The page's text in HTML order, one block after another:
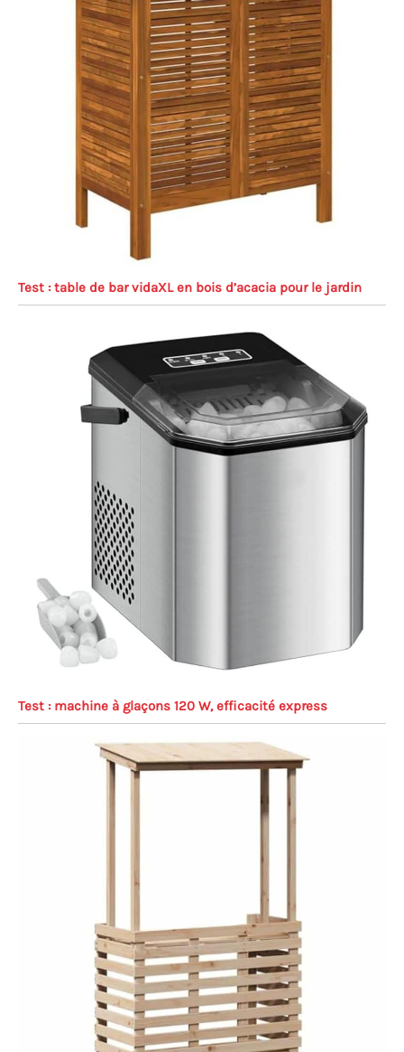
Test : table de bar vidaXL en bois d’acacia pour le jardin
Test : machine à glaçons 120 W, efficacité express